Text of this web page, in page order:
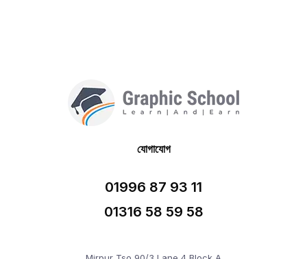
যোগাযোগ
01996 87 93 11
01316 58 59 58